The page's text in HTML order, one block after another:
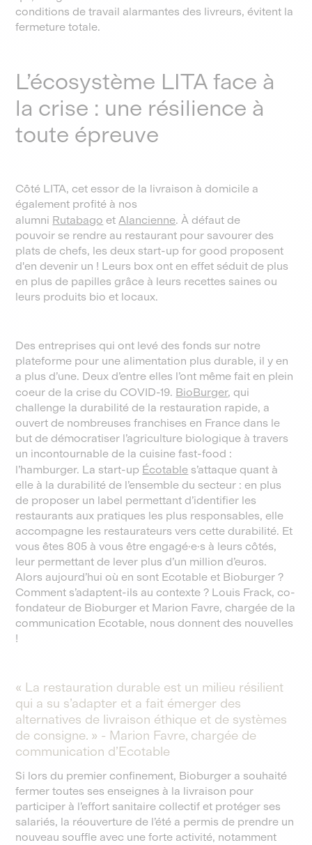
conditions de travail alarmantes des livreurs, évitent la
fermeture totale.
L’écosystème LITA face à
la crise : une résilience à
toute épreuve
Côté LITA, cet essor de la livraison à domicile a
également profité à nos
alumni Rutabago etAlancienne. À défaut de
pouvoir se rendre au restaurant pour savourer des
plats de chefs, les deux start-up for good proposent
d'en devenir un ! Leurs box ont en effet séduit de plus
en plus de papilles grâce à leurs recettes saines ou
leurs produits bio et locaux.
Des entreprises qui ont levé des fonds sur notre
plateforme pour une alimentation plus durable, il y en
a plus d’une. Deux d’entre elles l’ont même fait en plein
coeur de la crise du COVID-19. BioBurger, qui
challenge la durabilité de la restauration rapide, a
ouvert de nombreuses franchises en France dans le
but de démocratiser l’agriculture biologique à travers
un incontournable de la cuisine fast-food :
l’hamburger. La start-up Écotable s’attaque quant à
elle à la durabilité de l’ensemble du secteur : en plus
de proposer un label permettant d’identifier les
restaurants aux pratiques les plus responsables, elle
accompagne les restaurateurs vers cette durabilité. Et
vous êtes 805 à vous être engagé·e·s à leurs côtés,
leur permettant de lever plus d’un million d’euros.
Alors aujourd’hui où en sont Ecotable et Bioburger ?
Comment s’adaptent-ils au contexte ? Louis Frack, co-
fondateur de Bioburger et Marion Favre, chargée de la
communication Ecotable, nous donnent des nouvelles
!
« La restauration durable est un milieu résilient
qui a su s’adapter et a fait émerger des
alternatives de livraison éthique et de systèmes
de consigne. » - Marion Favre, chargée de
communication d’Ecotable
Si lors du premier confinement, Bioburger a souhaité
fermer toutes ses enseignes à la livraison pour
participer à l’effort sanitaire collectif et protéger ses
salariés, la réouverture de l’été a permis de prendre un
nouveau souffle avec une forte activité, notamment